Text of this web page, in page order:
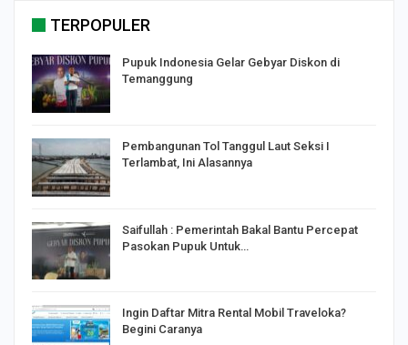
TERPOPULER
Pupuk Indonesia Gelar Gebyar Diskon di
Temanggung
Pembangunan Tol Tanggul Laut Seksi I
Terlambat, Ini Alasannya
Saifullah : Pemerintah Bakal Bantu Percepat
Pasokan Pupuk Untuk…
Ingin Daftar Mitra Rental Mobil Traveloka?
Begini Caranya